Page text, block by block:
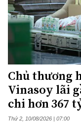
Chủ thương
Vinasoy lãi
chi hơn 367
Thứ 2, 10/08/2026 | 07:00